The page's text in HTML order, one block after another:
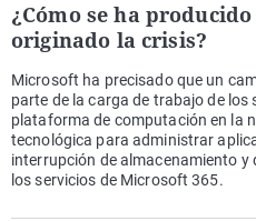
¿Cómo se ha
originado la crisis?
Microsoft ha precisado que un
parte de la carga de trabajo de los
plataforma de computación en la
tecnológica para administrar
interrupción de almacenamiento y
los servicios de Microsoft 365.